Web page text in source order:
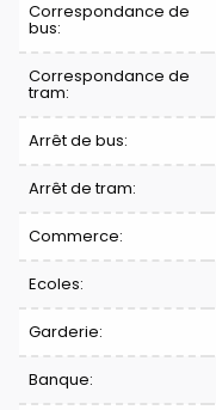
Correspondance de
bus:
Correspondance de
tram:
Arrêt de bus:
Arrêt de tram:
Commerce:
Ecoles:
Garderie:
Banque: